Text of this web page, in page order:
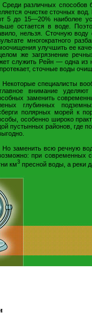
Среди различных способов
очистке сточных
5 до 15—20% наиболее
остается в воде.
нельзя. Сточную
многократного
улучшить ее
же загрязнение
служить Рейн — одна из
сточные воды
Некоторые специалисты
внимание уделяют
заменить
глубинных
полярных морей к
особенно широко
пустынных районов, где
Но заменить всю речную
при современных
км3 пресной воды, а реки